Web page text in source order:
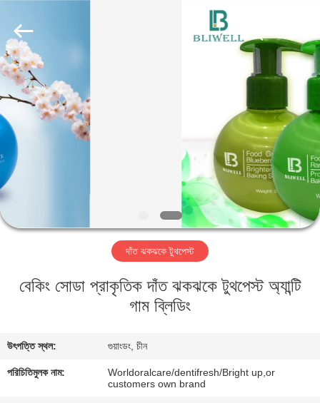
বাড়ি
পণ্য
ভিডিও
আমাদের
সম্পর্কে
কারখানা
মান
নিয়ন্ত্রণ
CARE
CENTER.
All
Rights
Reserved.
দাঁত ঝকঝকে টুথপেস্ট
বেকিং সোডা প্রাকৃতিক দাঁত ঝকঝকে টুথপেস্ট অ্যান্টি
গাম ব্লিডিং
উৎপত্তি স্থল: গুয়াংডং, চীন
পরিচিতিমুলক নাম:
Worldoralcare/dentifresh/Bright up,or
customers own brand